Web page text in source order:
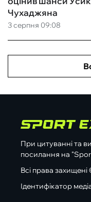
3 серпня 09:08
Чухаджяна
При цитуванні та
посилання на
Всі права
Ідентифікатор